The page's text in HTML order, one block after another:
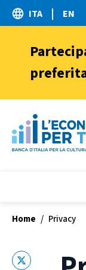
ITA
EN
Go
To
Torna
alla
home
Home / Privacy